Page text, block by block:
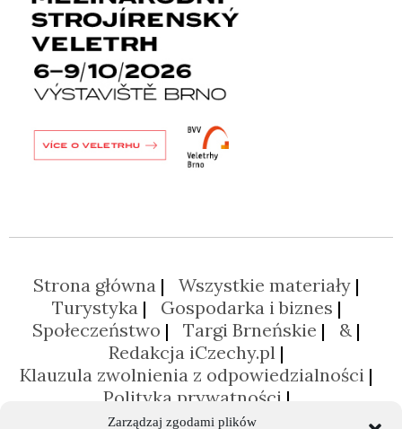
Zarządzaj zgodami plików
Strona główna
Wszystkie materiały
Turystyka
Gospodarka i biznes
Społeczeństwo
Targi Brneńskie
&
Redakcja iCzechy.pl
Klauzula zwolnienia z odpowiedzialności
Polityka prywatności
Polityka plików cookies (EU)